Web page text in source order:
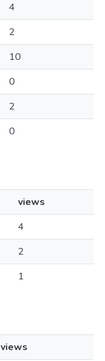
4
2
10
0
2
0
views
4
2
1
views